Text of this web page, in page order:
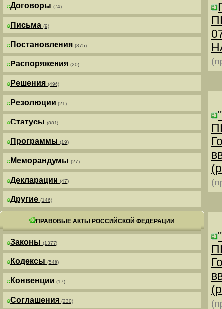
Договоры (74)
Письма (9)
Постановления (375)
Распоряжения (20)
Решения (496)
Резолюции (21)
Статусы (881)
Программы (19)
Меморандумы (27)
Декларации (47)
Другие (146)
ПРАВОВЫЕ АКТЫ РОССИЙСКОЙ ФЕДЕРАЦИИ
Законы (1377)
Кодексы (548)
Конвенции (17)
Соглашения (230)